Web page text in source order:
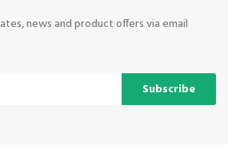
news and product offers via email
Subscribe